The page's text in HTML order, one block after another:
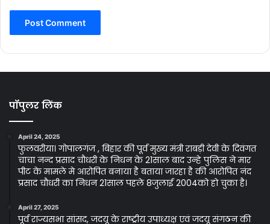
पॉपुलर लिंक
April 24, 2025
फुलवरीया। गोपालगंज , बिहार की पूर्व मुख्य मंत्री राबड़ी देवी के दिवंगत
चाचा नन्द प्रसाद चौधरी के निधन के 21साल बाद उन्हे पुलिस ने मार
पीट के मामले मे आरोपित बनाया है बताया जारहा है की आरोपित नंद
प्रसाद चौधरी का निधन 21साल पहले 8जुलाई 2004को हो चुका है।
April 27, 2025
पूर्व राज्यसभा सांसद, जदयू के राष्ट्रीय उपाध्यक्ष एवं जदयू संगठन की